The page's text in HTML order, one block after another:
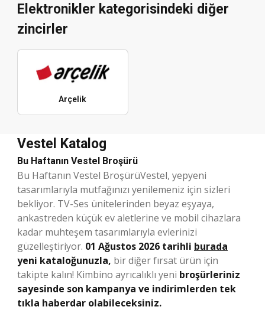
Elektronikler kategorisindeki diğer
zincirler
Arçelik
Vestel Katalog
Bu Haftanın Vestel Broşürü
Bu Haftanın Vestel BroşürüVestel, yepyeni
tasarımlarıyla mutfağınızı yenilemeniz için sizleri
bekliyor. TV-Ses ünitelerinden beyaz eşyaya,
ankastreden küçük ev aletlerine ve mobil cihazlara
kadar muhteşem tasarımlarıyla evlerinizi
güzelleştiriyor. 01 Ağustos 2026 tarihli burada
yeni kataloğunuzla, bir diğer fırsat ürün için
takipte kalın! Kimbino ayrıcalıklı yeni broşürleriniz
sayesinde son kampanya ve indirimlerden tek
tıkla haberdar olabileceksiniz.